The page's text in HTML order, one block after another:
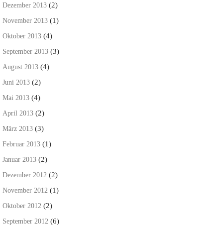
Dezember 2013 (2)
November 2013 (1)
Oktober 2013 (4)
September 2013 (3)
August 2013 (4)
Juni 2013 (2)
Mai 2013 (4)
April 2013 (2)
März 2013 (3)
Februar 2013 (1)
Januar 2013 (2)
Dezember 2012 (2)
November 2012 (1)
Oktober 2012 (2)
September 2012 (6)